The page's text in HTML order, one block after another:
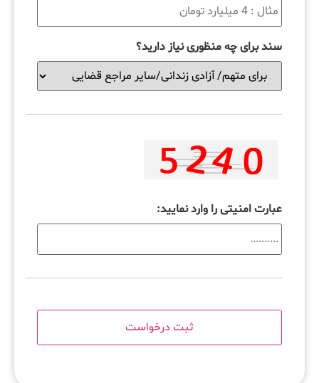
سند برای چه منظوری نیاز دارید؟
عبارت امنیتی را وارد نمایید: